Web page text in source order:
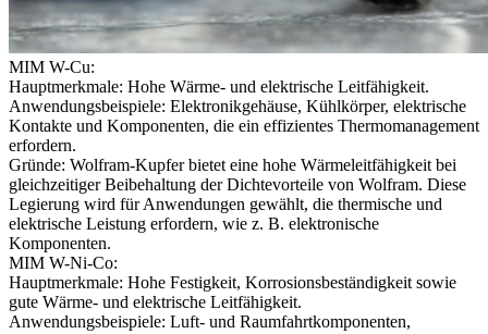
MIM W-Cu:
Hauptmerkmale: Hohe Wärme- und elektrische Leitfähigkeit.
Anwendungsbeispiele: Elektronikgehäuse, Kühlkörper, elektrische
Kontakte und Komponenten, die ein effizientes Thermomanagement
erfordern.
Gründe: Wolfram-Kupfer bietet eine hohe Wärmeleitfähigkeit bei
gleichzeitiger Beibehaltung der Dichtevorteile von Wolfram. Diese
Legierung wird für Anwendungen gewählt, die thermische und
elektrische Leistung erfordern, wie z. B. elektronische
Komponenten.
MIM W-Ni-Co:
Hauptmerkmale: Hohe Festigkeit, Korrosionsbeständigkeit sowie
gute Wärme- und elektrische Leitfähigkeit.
Anwendungsbeispiele: Luft- und Raumfahrtkomponenten,